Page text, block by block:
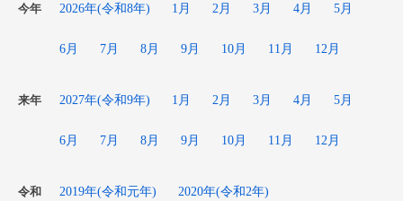
今年 2026年(令和8年) 1月 2月 3月 4月 5月
6月 7月 8月 9月 10月 11月 12月
来年 2027年(令和9年) 1月 2月 3月 4月 5月
6月 7月 8月 9月 10月 11月 12月
令和 2019年(令和元年) 2020年(令和2年)